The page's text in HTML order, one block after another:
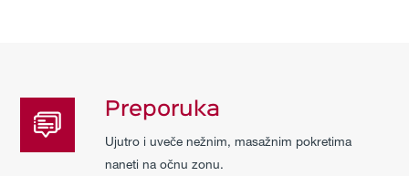
Preporuka
Ujutro i uveče nežnim, masažnim pokretima
naneti na očnu zonu.